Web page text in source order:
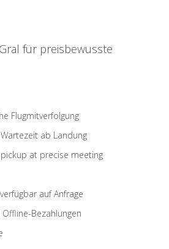
für preisbewusste
Flugmitverfolgung
ab Landung
at precise meeting
auf Anfrage
Bezahlungen